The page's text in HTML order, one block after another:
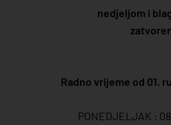
nedjeljom i
Radno vrijeme od 01.
PONEDJELJAK :